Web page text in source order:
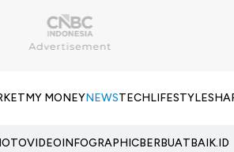
MY MONEYNEWSTECHLIFESTYLE
VIDEOINFOGRAPHICBERBUATBAIK.ID